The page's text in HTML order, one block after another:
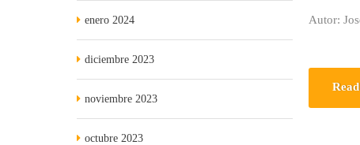
Autor:
enero 2024
diciembre 2023
noviembre 2023
octubre 2023